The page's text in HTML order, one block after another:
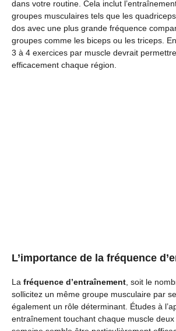
dans votre routine. Cela inclut
groupes musculaires tels que les
dos avec une plus grande fréquence
groupes comme les biceps ou les triceps.
3 à 4 exercices par muscle devrait
efficacement chaque région.
L’importance de la fréquence
La fréquence d’entraînement , soit le
sollicitez un même groupe musculaire par
également un rôle déterminant. Études à
entraînement touchant chaque muscle